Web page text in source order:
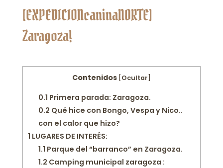
[EXPEDICIONcaninaNORTE]
Zaragoza!
Contenidos Ocultar
0.1 Primera parada: Zaragoza.
0.2 Qué hice con Bongo, Vespa y Nico..
con el calor que hizo?
1 LUGARES DE INTERÉS:
1.1 Parque del “barranco” en Zaragoza.
1.2 Camping municipal zaragoza :